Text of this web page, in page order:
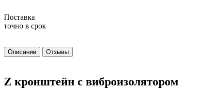
Поставка
точно в срок
Описание Отзывы
Z кронштейн с виброизолятором